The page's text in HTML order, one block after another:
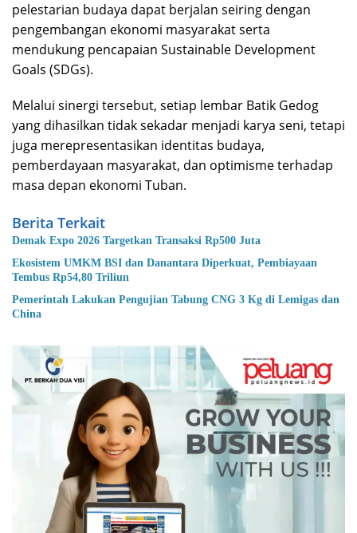
pelestarian budaya dapat berjalan seiring dengan
pengembangan ekonomi masyarakat serta
mendukung pencapaian Sustainable Development
Goals (SDGs).
Melalui sinergi tersebut, setiap lembar Batik Gedog
yang dihasilkan tidak sekadar menjadi karya seni, tetapi
juga merepresentasikan identitas budaya,
pemberdayaan masyarakat, dan optimisme terhadap
masa depan ekonomi Tuban.
Berita Terkait
Demak Expo 2026 Targetkan Transaksi Rp500 Juta
Ekosistem UMKM BSI dan Danantara Diperkuat, Pembiayaan
Tembus Rp54,80 Triliun
Pemerintah Lakukan Pengujian Tabung CNG 3 Kg di Lemigas dan
China